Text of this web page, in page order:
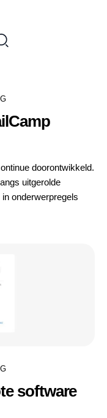
doorontwikkeld.
uitgerolde
onderwerpregels
software